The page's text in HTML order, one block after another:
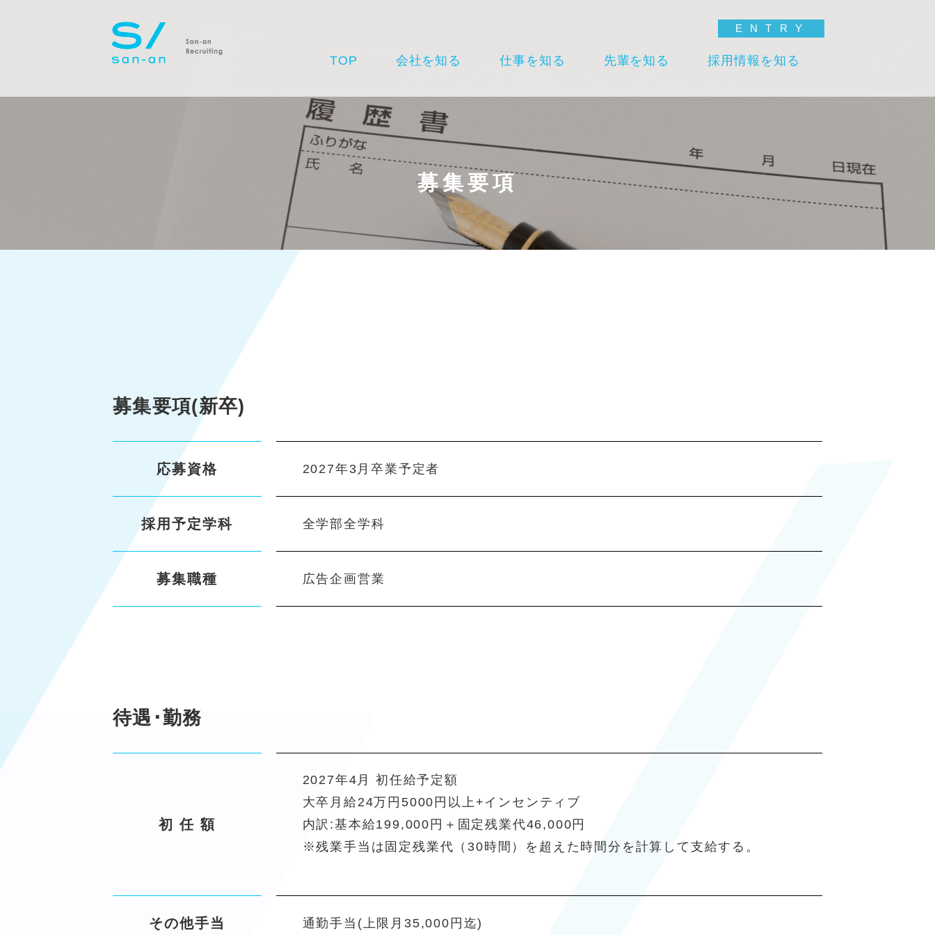
ENTRY
TOP 会社を知る 仕事を知る 先輩を知る 採用情報を知る
募集要項
募集要項(新卒)
応募資格 2027年3月卒業予定者
採用予定学科 全学部全学科
募集職種 広告企画営業
待遇･勤務
初 任 額
2027年4月 初任給予定額
大卒月給24万円5000円以上+インセンティブ
内訳:基本給199,000円＋固定残業代46,000円
※残業手当は固定残業代（30時間）を超えた時間分を計算して支給する。
その他手当 通勤手当(上限月35,000円迄)